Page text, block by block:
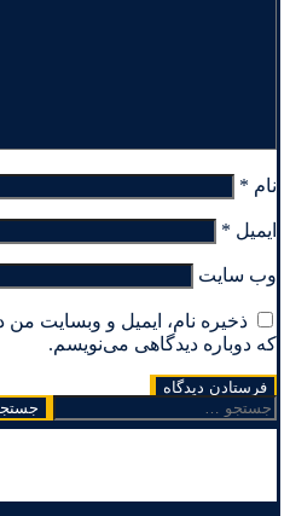
نام *
ایمیل *
وب‌ سایت
ذخیره نام، ایمیل و وبسایت من
که دوباره دیدگاهی می‌نویسم.
جستجو
برای: